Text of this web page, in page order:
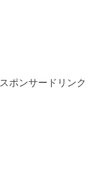
スポンサードリンク